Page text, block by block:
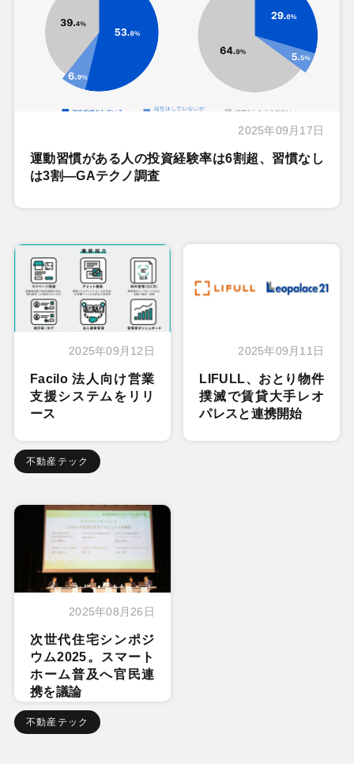
2025年09月17日
運動習慣がある人の投資経験率は6割超、習慣なし
は3割―GAテクノ調査
2025年09月12日
Facilo 法人向け営業
支援システムをリリ
ース
不動産テック
2025年09月11日
LIFULL、おとり物件
撲滅で賃貸大手レオ
パレスと連携開始
2025年08月26日
次世代住宅シンポジ
ウム2025。スマート
ホーム普及へ官民連
携を議論
不動産テック